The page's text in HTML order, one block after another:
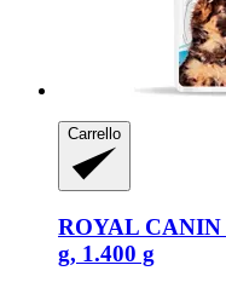
Carrello
ROYAL CANIN
g, 1.400 g